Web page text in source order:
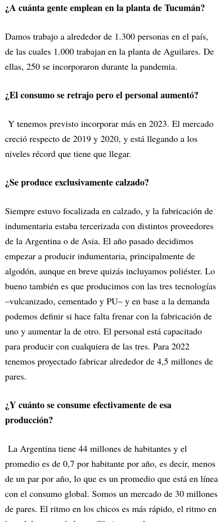
¿A cuánta gente emplean en la planta de Tucumán?
Damos trabajo a alrededor de 1.300 personas en el país,
de las cuales 1.000 trabajan en la planta de Aguilares. De
ellas, 250 se incorporaron durante la pandemia.
¿El consumo se retrajo pero el personal aumentó?
Y tenemos previsto incorporar más en 2023. El mercado
creció respecto de 2019 y 2020, y está llegando a los
niveles récord que tiene que llegar.
¿Se produce exclusivamente calzado?
Siempre estuvo focalizada en calzado, y la fabricación de
indumentaria estaba tercerizada con distintos proveedores
de la Argentina o de Asia. El año pasado decidimos
empezar a producir indumentaria, principalmente de
algodón, aunque en breve quizás incluyamos poliéster. Lo
bueno también es que producimos con las tres tecnologías
–vulcanizado, cementado y PU– y en base a la demanda
podemos definir si hace falta frenar con la fabricación de
uno y aumentar la de otro. El personal está capacitado
para producir con cualquiera de las tres. Para 2022
tenemos proyectado fabricar alrededor de 4,5 millones de
pares.
¿Y cuánto se consume efectivamente de esa
producción?
La Argentina tiene 44 millones de habitantes y el
promedio es de 0,7 por habitante por año, es decir, menos
de un par por año, lo que es un promedio que está en línea
con el consumo global. Somos un mercado de 30 millones
de pares. El ritmo en los chicos es más rápido, el ritmo en